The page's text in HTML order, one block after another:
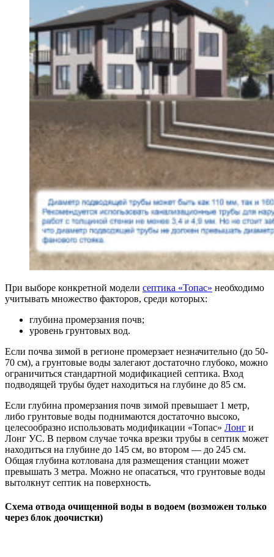
При выборе конкретной модели септика «Топас» необходимо
учитывать множество факторов, среди которых:
глубина промерзания почв;
уровень грунтовых вод.
Если почва зимой в регионе промерзает незначительно (до 50-
70 см), а грунтовые воды залегают достаточно глубоко, можно
ограничиться стандартной модификацией септика. Вход
подводящей трубы будет находиться на глубине до 85 см.
Если глубина промерзания почв зимой превышает 1 метр,
либо грунтовые воды поднимаются достаточно высоко,
целесообразно использовать модификации «Топас» Лонг и
Лонг УС. В первом случае точка врезки трубы в септик может
находиться на глубине до 145 см, во втором — до 245 см.
Общая глубина котлована для размещения станции может
превышать 3 метра. Можно не опасаться, что грунтовые воды
вытолкнут септик на поверхность.
Схема отвода очищенной воды в водоем (возможен только
через блок доочистки)